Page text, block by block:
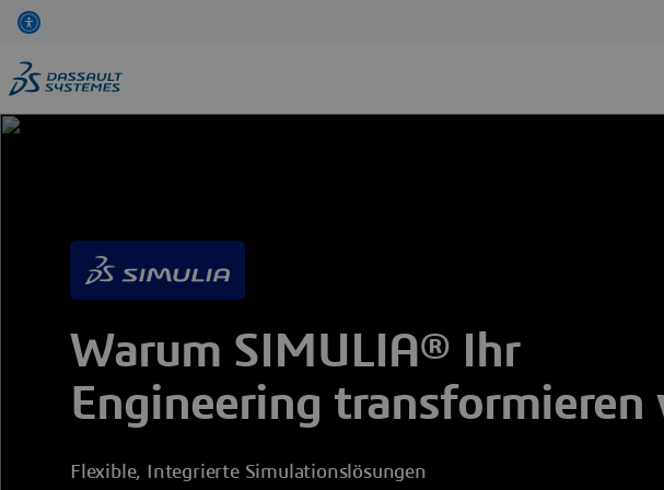
Direkt
zum
Inhalt
Warum SIMULIA® Ihr
Engineering transformieren
Flexible, Integrierte Simulationslösungen